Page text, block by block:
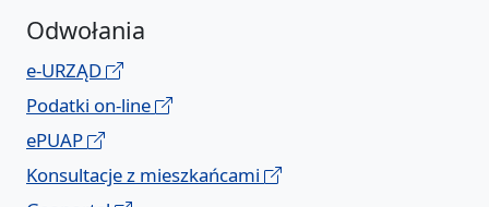
Odwołania
e-URZĄD
Podatki on-line
ePUAP
Konsultacje z mieszkańcami